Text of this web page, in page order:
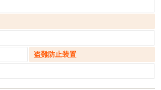
盗難防止装置